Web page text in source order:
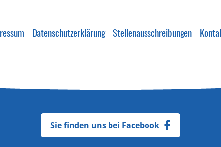
Datenschutzerklärung Stellenausschreibungen
Sie finden uns bei Facebook